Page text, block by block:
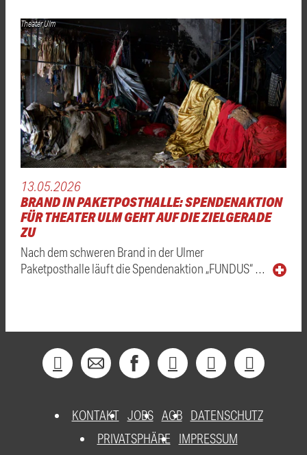
Theater Ulm
13.05.2026
BRAND IN PAKETPOSTHALLE: SPENDENAKTION
FÜR THEATER ULM GEHT AUF DIE ZIELGERADE
ZU
Nach dem schweren Brand in der Ulmer
Paketposthalle läuft die Spendenaktion „FUNDUS“ …
KONTAKT JOBS AGB DATENSCHUTZ
PRIVATSPHÄRE
IMPRESSUM